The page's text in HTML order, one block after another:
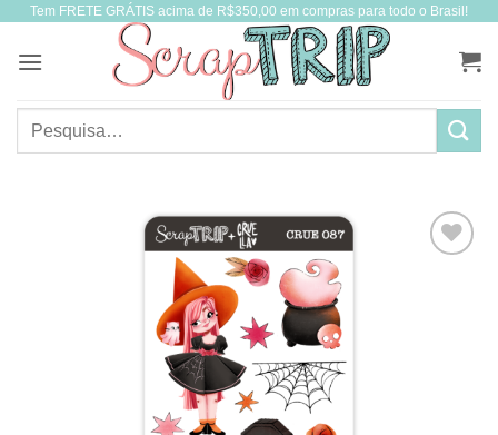
Skip
content
Tem FRETE GRÁTIS acima de R$350,00 em compras para todo o Brasil!
Pesquisar